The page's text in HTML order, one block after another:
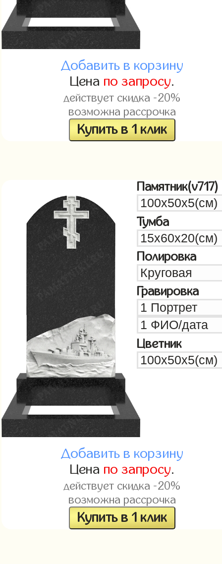
Добавить в корзину
Цена по запросу.
действует скидка -20%
возможна рассрочка
Купить в 1 клик
Памятник(v717)
Тумба
Полировка
Гравировка
Цветник
Добавить в корзину
Цена по запросу.
действует скидка -20%
возможна рассрочка
Купить в 1 клик